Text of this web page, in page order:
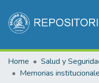
Communities & Collections
All of DSpace
Home
Memorias